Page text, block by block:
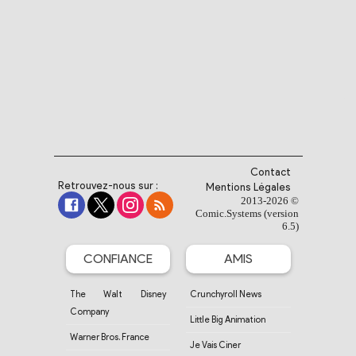
Retrouvez-nous sur :
Contact
Mentions Légales
2013-2026 ©
Comic.Systems (version
6.5)
CONFIANCE
The Walt Disney
Company
Warner Bros. France
AMIS
Crunchyroll News
Little Big Animation
Je Vais Ciner